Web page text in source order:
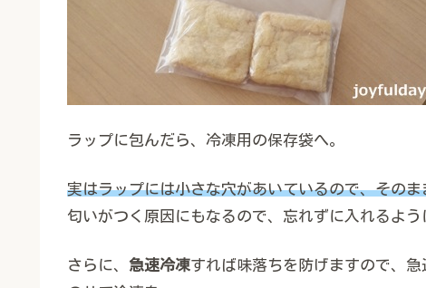
ラップに包んだら、冷凍用の保存袋へ。
実はラップには小さな穴があいているので、その
匂いがつく原因にもなるので、忘れずに入れるよう
さらに、 急速冷凍すれば味落ちを防げますので、